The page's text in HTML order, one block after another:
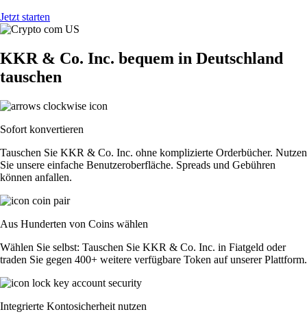
Jetzt starten
KKR & Co. Inc. bequem in Deutschland
tauschen
Sofort konvertieren
Tauschen Sie KKR & Co. Inc. ohne komplizierte Orderbücher. Nutzen
Sie unsere einfache Benutzeroberfläche. Spreads und Gebühren
können anfallen.
Aus Hunderten von Coins wählen
Wählen Sie selbst: Tauschen Sie KKR & Co. Inc. in Fiatgeld oder
traden Sie gegen 400+ weitere verfügbare Token auf unserer Plattform.
Integrierte Kontosicherheit nutzen